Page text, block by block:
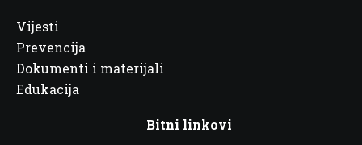
Vijesti
Prevencija
Dokumenti i materijali
Edukacija
Bitni linkovi